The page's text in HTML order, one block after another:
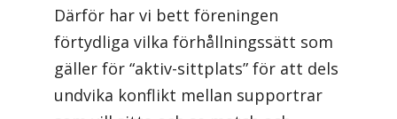
Därför har vi bett föreningen
förtydliga vilka förhållningssätt som
gäller för “aktiv-sittplats” för att dels
undvika konflikt mellan supportrar